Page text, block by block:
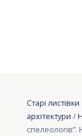
Старі листівки
архітектури /